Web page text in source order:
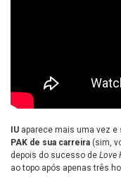
IU aparece mais uma vez e
PAK de sua carreira (sim,
depois do sucesso de Love
ao topo após apenas três